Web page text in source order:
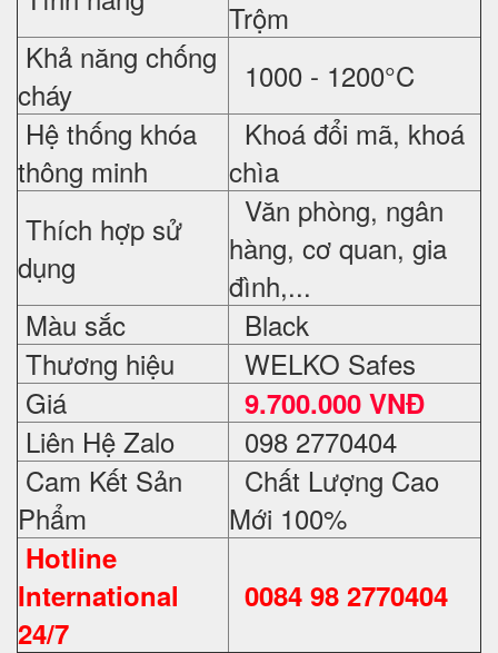
Trộm
Khả năng chống
cháy
1000 - 1200°C
Hệ thống khóa
thông minh
Khoá đổi mã, khoá
chìa
Thích hợp sử
dụng
Văn phòng, ngân
hàng, cơ quan, gia
đình,...
Màu sắc
Black
Thương hiệu
WELKO Safes
Giá
9.700.000 VNĐ
Liên Hệ Zalo
098 2770404
Cam Kết Sản
Phẩm
Chất Lượng Cao
Mới 100%
Hotline
International
24/7
0084 98 2770404